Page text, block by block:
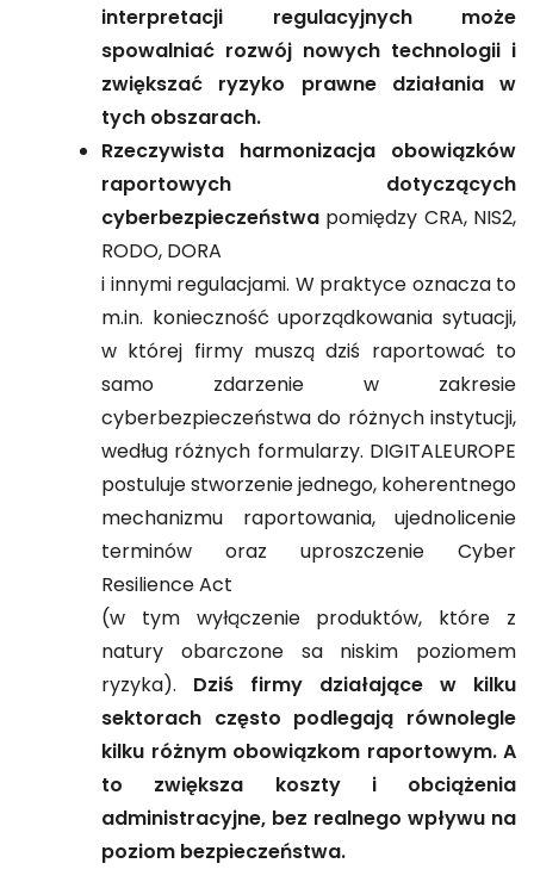
interpretacji regulacyjnych może
spowalniać rozwój nowych technologii i
zwiększać ryzyko prawne działania w
tych obszarach.
Rzeczywista harmonizacja obowiązków
raportowych dotyczących
cyberbezpieczeństwa pomiędzy CRA, NIS2,
RODO, DORA
i innymi regulacjami. W praktyce oznacza to
m.in. konieczność uporządkowania sytuacji,
w której firmy muszą dziś raportować to
samo zdarzenie w zakresie
cyberbezpieczeństwa do różnych instytucji,
według różnych formularzy. DIGITALEUROPE
postuluje stworzenie jednego, koherentnego
mechanizmu raportowania, ujednolicenie
terminów oraz uproszczenie Cyber
Resilience Act
(w tym wyłączenie produktów, które z
natury obarczone sa niskim poziomem
ryzyka). Dziś firmy działające w kilku
sektorach często podlegają równolegle
kilku różnym obowiązkom raportowym. A
to zwiększa koszty i obciążenia
administracyjne, bez realnego wpływu na
poziom bezpieczeństwa.